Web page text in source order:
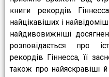
книги рекордів
найцікавіших і
найдивовижніші
розповідається про
рекордів Гіннесса, її
також про найяскравіші